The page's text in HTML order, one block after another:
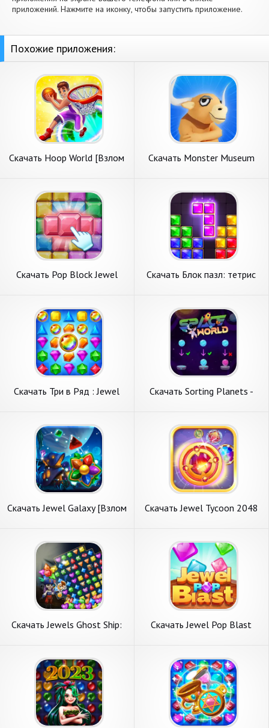
приложений. Нажмите на иконку, чтобы запустить приложение.
Похожие приложения:
Скачать Hoop World [Взлом
Скачать Monster Museum
Скачать Pop Block Jewel
Скачать Блок пазл: тетрис
Скачать Три в Ряд : Jewel
на Андроид
Скачать Sorting Planets -
на Андроид
Скачать Jewel Galaxy [Взлом
Скачать Jewel Tycoon 2048
Скачать Jewels Ghost Ship:
на Андроид
Скачать Jewel Pop Blast